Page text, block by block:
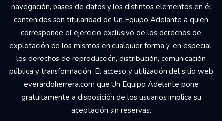
navegación, bases de datos y los distintos elementos en él
contenidos son titularidad de Un Equipo Adelante a quien
corresponde el ejercicio exclusivo de los derechos de
explotación de los mismos en cualquier forma y, en especial,
los derechos de reproducción, distribución, comunicación
pública y transformación. El acceso y utilización del sitio web
everardoherrera.com que Un Equipo Adelante pone
gratuitamente a disposición de los usuarios implica su
aceptación sin reservas.